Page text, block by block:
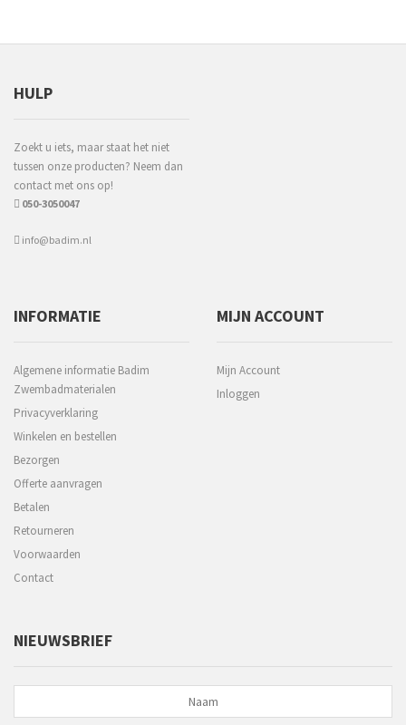
HULP
Zoekt u iets, maar staat het niet
tussen onze producten? Neem dan
contact met ons op!
050-3050047
info@badim.nl
INFORMATIE
Algemene informatie Badim
Zwembadmaterialen
Privacyverklaring
Winkelen en bestellen
Bezorgen
Offerte aanvragen
Betalen
Retourneren
Voorwaarden
Contact
MIJN ACCOUNT
Mijn Account
Inloggen
NIEUWSBRIEF